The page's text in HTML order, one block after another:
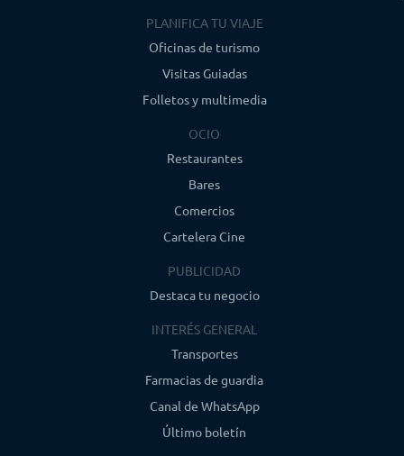
PLANIFICA TU VIAJE
Oficinas de turismo
Visitas Guiadas
Folletos y multimedia
OCIO
Restaurantes
Bares
Comercios
Cartelera Cine
PUBLICIDAD
Destaca tu negocio
INTERÉS GENERAL
Transportes
Farmacias de guardia
Canal de WhatsApp
Último boletín